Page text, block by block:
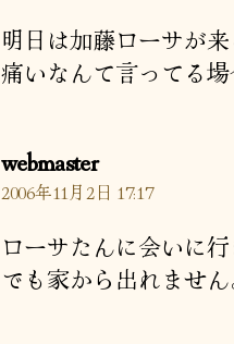
明日は加藤ローサが来
痛いなんて言ってる
webmasterの
発
2006年11月2日 17:17
ローサたんに会いに
でも家から出れません